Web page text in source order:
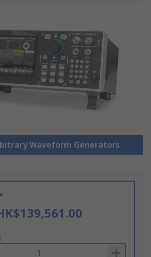
Waveform Generators